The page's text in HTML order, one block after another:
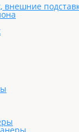
внешние